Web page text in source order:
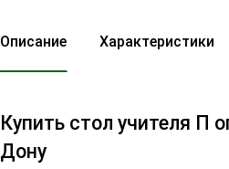
Описание Характеристики
Купить стол учителя П
Дону